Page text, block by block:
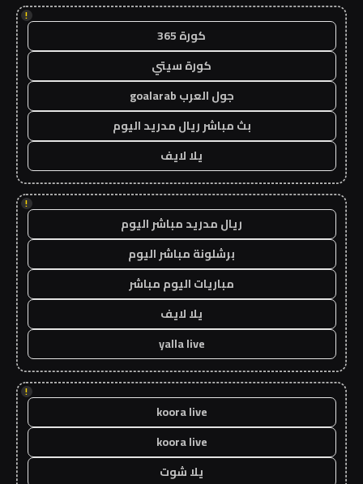
!
كورة 365
كورة سيتي
جول العرب goalarab
بث مباشر ريال مدريد اليوم
يلا لايف
!
ريال مدريد مباشر اليوم
برشلونة مباشر اليوم
مباريات اليوم مباشر
يلا لايف
yalla live
!
koora live
koora live
يلا شوت